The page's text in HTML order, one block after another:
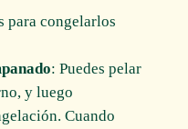
para congelarlos
: Puedes pelar
y luego
Cuando